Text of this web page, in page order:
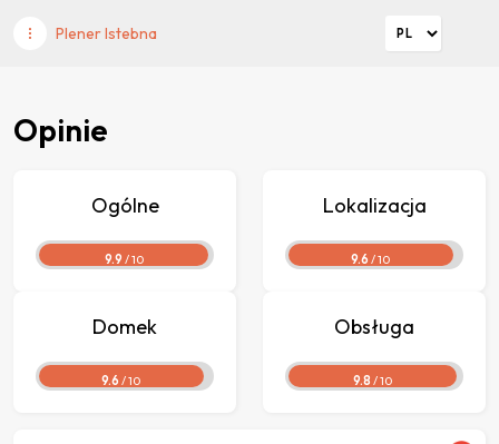
Plener Istebna
Opinie
Ogólne
9.9 / 10
Lokalizacja
9.6 / 10
Domek
9.6 / 10
Obsługa
9.8 / 10